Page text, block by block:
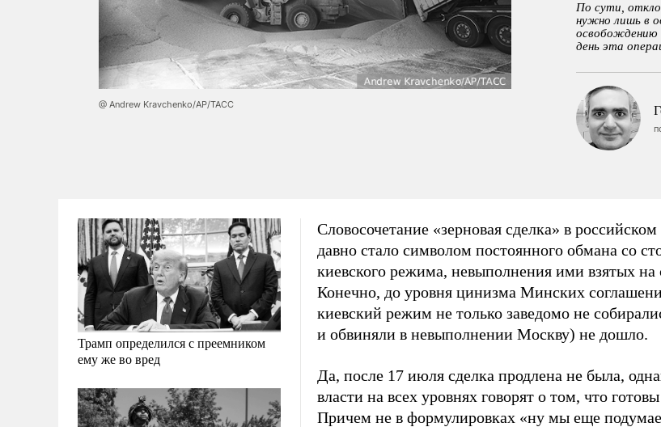
@ Andrew Kravchenko/AP/ТАСС
По сути,
нужно лишь в
освобождению
день эта
Трамп определился с преемником
ему же во вред
Словосочетание «зерновая сделка» в
давно стало символом постоянного обмана со
киевского режима, невыполнения ими взятых на
Конечно, до уровня цинизма Минских
киевский режим не только заведомо не
и обвиняли в невыполнении Москву) не дошло.
Да, после 17 июля сделка продлена не была,
власти на всех уровнях говорят о том, что
Причем не в формулировках «ну мы еще